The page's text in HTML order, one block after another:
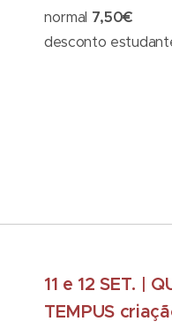
normal 7,50€
desconto
11 e 12 SET. |
TEMPUS